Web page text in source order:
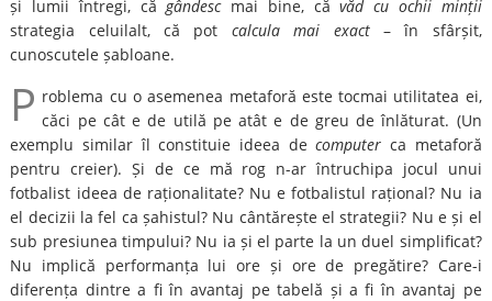
și lumii întregi, căgândescmai bine, căvăd cu ochii minții
strategia celuilalt, că pot calcula mai exact – în sfârșit,
cunoscutele șabloane.
P roblema cu o asemenea metaforă este tocmai utilitatea ei,
căci pe cât e de utilă pe atât e de greu de înlăturat. (Un
exemplu similar îl constituie ideea decomputer ca metaforă
pentru creier). Și de ce mă rog n-ar întruchipa jocul unui
fotbalist ideea de raționalitate? Nu e fotbalistul rațional? Nu ia
el decizii la fel ca șahistul? Nu cântărește el strategii? Nu e și el
sub presiunea timpului? Nu ia și el parte la un duel simplificat?
Nu implică performanța lui ore și ore de pregătire? Care-i
diferența dintre a fi în avantaj pe tabelă și a fi în avantaj pe